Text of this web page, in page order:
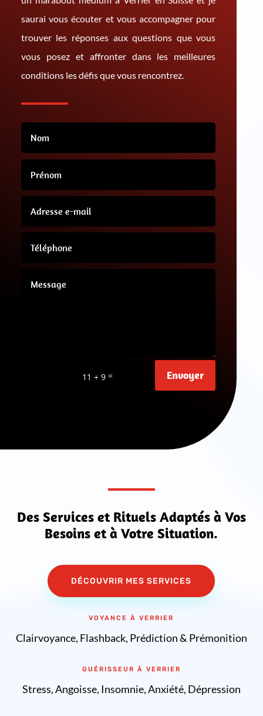
saurai vous écouter et vous accompagner pour
trouver les réponses aux questions que vous
vous posez et affronter dans les meilleures
conditions les défis que vous rencontrez.
11 + 9 = Envoyer
Des Services et Rituels Adaptés à Vos
Besoins et à Votre Situation.
DÉCOUVRIR MES SERVICES
VOYANCE À VERRIER
Clairvoyance, Flashback, Prédiction & Prémonition
GUÉRISSEUR À VERRIER
Stress, Angoisse, Insomnie, Anxiété, Dépression